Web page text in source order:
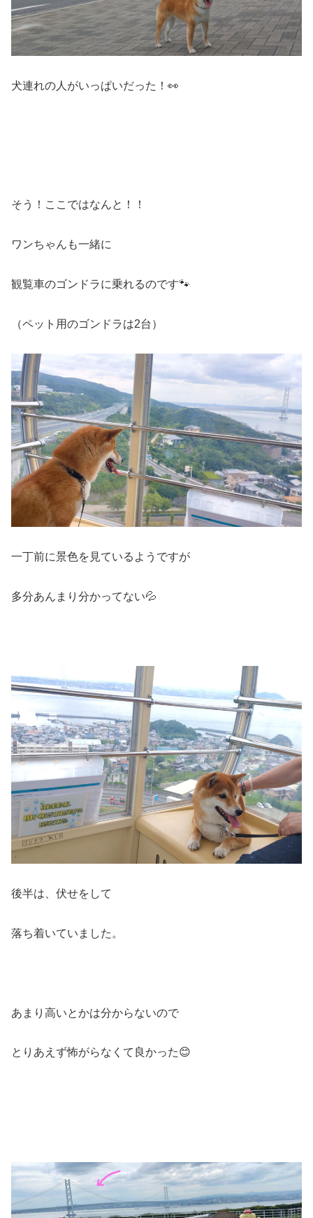
犬連れの人がいっぱいだった！👀
そう！ここではなんと！！
ワンちゃんも一緒に
観覧車のゴンドラに乗れるのです🐾
（ペット用のゴンドラは2台）
一丁前に景色を見ているようですが
多分あんまり分かってない💦
後半は、伏せをして
落ち着いていました。
あまり高いとかは分からないので
とりあえず怖がらなくて良かった😊